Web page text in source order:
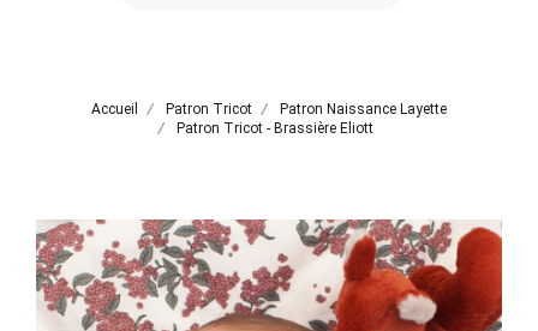
Accueil Patron Tricot
Patron Naissance Layette
Patron Tricot - Brassière Eliott